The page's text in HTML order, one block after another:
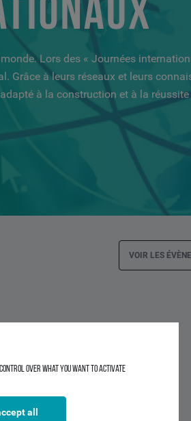
Lors des « Journées
Grâce à leurs réseaux et leurs
à la construction et à la
VOIR LES
control over what you want to activate
all